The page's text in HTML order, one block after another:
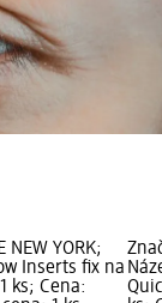
NEW YORK;
Inserts fix na
ks; Cena: